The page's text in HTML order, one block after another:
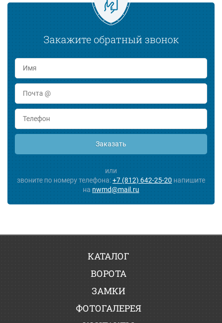
Закажите обратный звонок
Заказать
или
звоните по номеру телефона:+7 (812) 642-25-20 напишите
на nwmd@mail.ru
КАТАЛОГ
ВОРОТА
ЗАМКИ
ФОТОГАЛЕРЕЯ